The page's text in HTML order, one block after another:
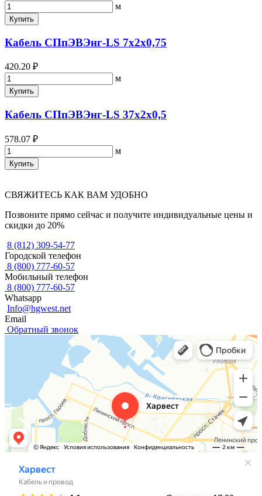
м
Купить
Кабель СПпЭВЭнг-LS 7х2х0,75
420.20 ₽
м
Купить
Кабель СПпЭВЭнг-LS 37х2х0,5
578.07 ₽
м
Купить
СВЯЖИТЕСЬ КАК ВАМ УДОБНО
Позвоните прямо сейчас и получите индивидуальные цены и
скидки до 20%
8 (812) 309-54-77
Городской телефон
8 (800) 777-60-57
Мобильный телефон
8 (800) 777-60-57
Whatsapp
Info@hgwest.net
Email
Обратный звонок